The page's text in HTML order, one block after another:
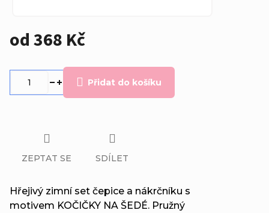
od368 Kč
cena:
Přidat do košíku
Hřejivý zimní set čepice a nákrčníku s
motivem KOČIČKY NA ŠEDÉ. Pružný
ZEPTAT SE SDÍLET